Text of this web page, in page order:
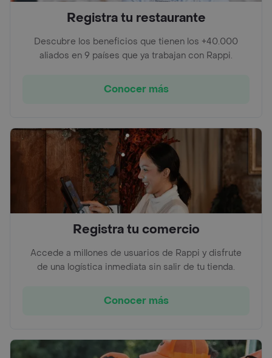
Registra tu restaurante
Descubre los beneficios que tienen los +40.000
aliados en 9 países que ya trabajan con Rappi.
Conocer más
Registra tu comercio
Accede a millones de usuarios de Rappi y disfrute
de una logística inmediata sin salir de tu tienda.
Conocer más